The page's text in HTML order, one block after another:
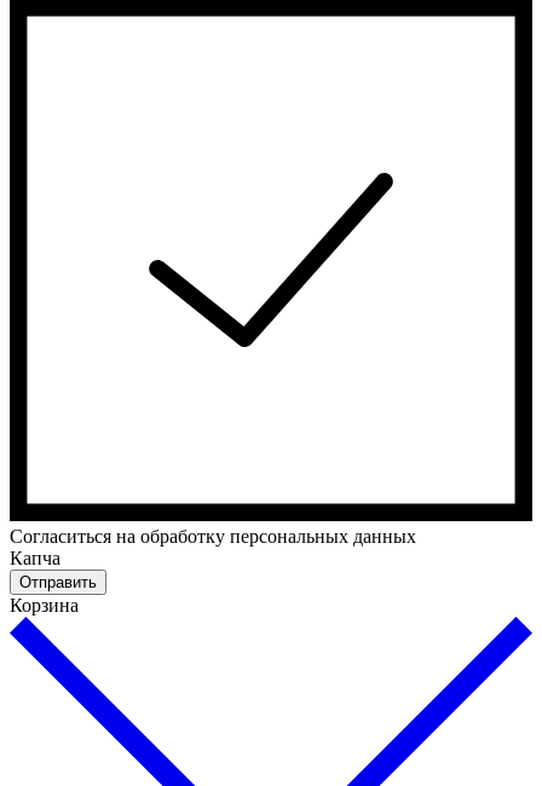
Cогласиться на обработку персональных данных
Капча
Отправить
Корзина